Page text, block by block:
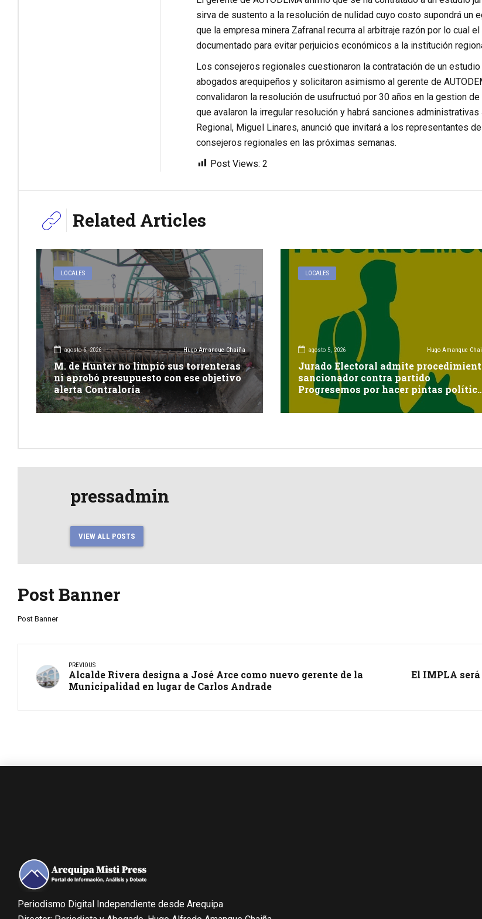
sirva de sustento a la resolución de nulidad cuyo costo supondrá
que la empresa minera Zafranal recurra al arbitraje razón por lo cual
documentado para evitar perjuicios económicos a la institución
Los consejeros regionales cuestionaron la contratación de un
abogados arequipeños y solicitaron asimismo al gerente de
convalidaron la resolución de usufructuó por 30 años en la gestion
que avalaron la irregular resolución y habrá sanciones
Regional, Miguel Linares, anunció que invitará a los representantes
consejeros regionales en las próximas semanas.
Post Views: 2
Related Articles
LOCALES
agosto 6, 2026 Hugo Amanque Chaiña
M. de Hunter no limpió sus torrenteras
ni aprobó presupuesto con ese objetivo
alerta Contraloría
LOCALES
agosto 5, 2026 Hugo Amanque
Jurado Electoral admite
sancionador contra partido
Progresemos por hacer pintas
sin autorización en Cayma
pressadmin
VIEW ALL POSTS
Post Banner
Post Banner
PREVIOUS
Alcalde Rivera designa a José Arce como nuevo gerente de la
Municipalidad en lugar de Carlos Andrade
El IMPLA
Periodismo Digital Independiente desde Arequipa